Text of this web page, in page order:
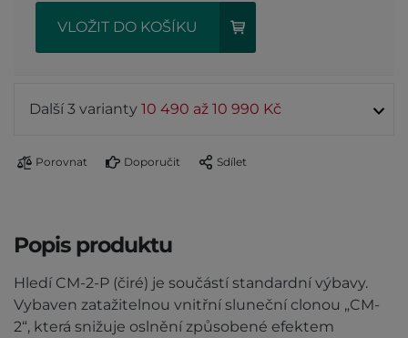
VLOŽIT DO KOŠÍKU
Další 3 varianty 10 490 až 10 990 Kč
Porovnat Doporučit Sdílet
Popis produktu
Hledí CM-2-P (čiré) je součástí standardní výbavy.
Vybaven zatažitelnou vnitřní sluneční clonou „CM-
2“, která snižuje oslnění způsobené efektem